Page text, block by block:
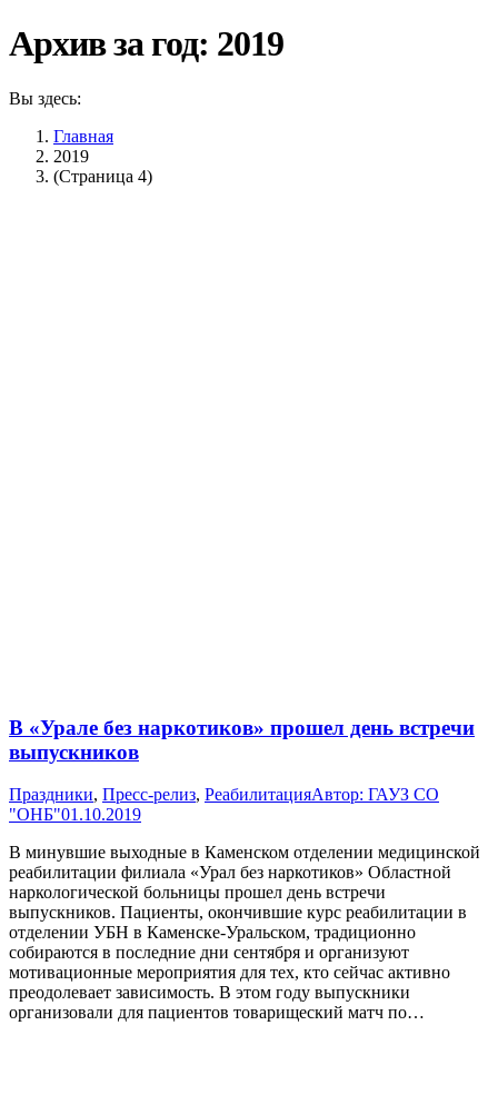
Архив за год: 2019
Вы здесь:
Главная
2019
(Страница 4)
В «Урале без наркотиков» прошел день встречи
выпускников
Праздники, Пресс-релиз, РеабилитацияАвтор: ГАУЗ СО
"ОНБ"01.10.2019
В минувшие выходные в Каменском отделении медицинской
реабилитации филиала «Урал без наркотиков» Областной
наркологической больницы прошел день встречи
выпускников. Пациенты, окончившие курс реабилитации в
отделении УБН в Каменске-Уральском, традиционно
собираются в последние дни сентября и организуют
мотивационные мероприятия для тех, кто сейчас активно
преодолевает зависимость. В этом году выпускники
организовали для пациентов товарищеский матч по…